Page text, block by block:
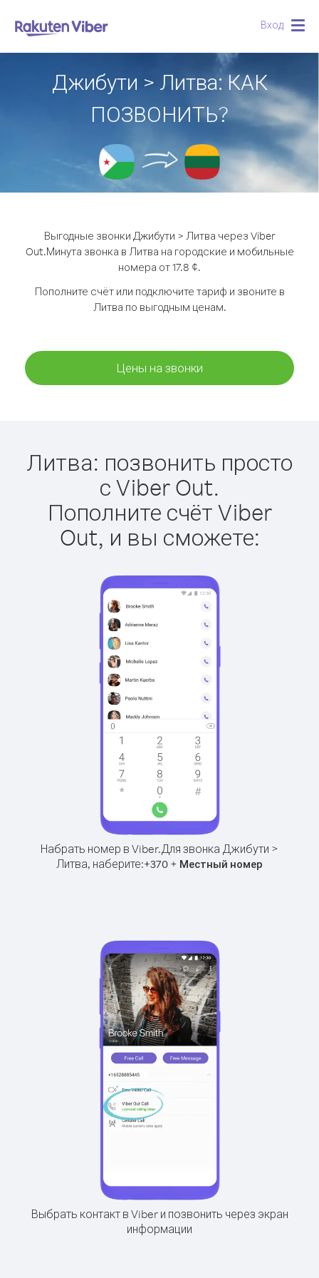
Вход
Джибути > Литва: КАК
ПОЗВОНИТЬ?
Выгодные звонки Джибути > Литва через Viber
Out.Минута звонка в Литва на городские и мобильные
номера от 17.8 ¢.
Пополните счёт или подключите тариф и звоните в
Литва по выгодным ценам.
Цены на звонки
Литва: позвонить просто
с Viber Out.
Пополните счёт Viber
Out, и вы сможете:
Набрать номер в Viber.Для звонка Джибути >
Литва, наберите:+370 + Местный номер
Выбрать контакт в Viber и позвонить через экран
информации